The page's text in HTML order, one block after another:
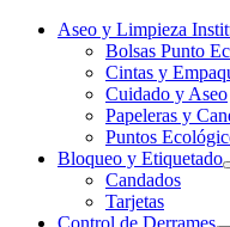
Aseo y Limpieza
Bolsas Punto
Cintas y
Cuidado y Aseo
Papeleras y
Puntos
Bloqueo y Etiquetado
Candados
Tarjetas
Control de Derrames